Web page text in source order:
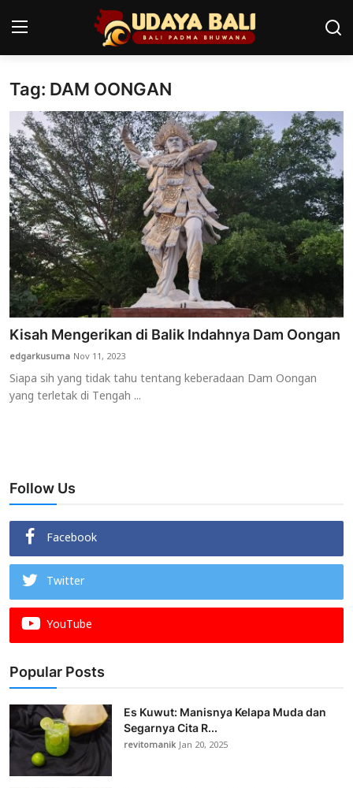
Home
Pura
Desa Adat
Tradisi
Kearifan lokal
Alam Bali
Seni
Kisah
Usadha
Tag: DAM OONGAN
Kisah Mengerikan di Balik Indahnya Dam Oongan
edgarkusuma Nov 11, 2023
Siapa sih yang tidak tahu tentang keberadaan Dam Oongan
yang terletak di Tengah ...
Follow Us
Facebook
Twitter
YouTube
Popular Posts
Es Kuwut: Manisnya Kelapa Muda dan
Segarnya Cita R...
revitomanikJan 20, 2025